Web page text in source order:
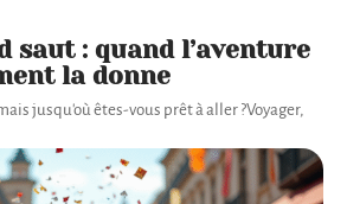
saut : quand l’aventure
la donne
jusqu'où êtes-vous prêt à aller ?Voyager,